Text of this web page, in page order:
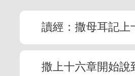
讀經：撒母耳記上
撒上十六章開始說